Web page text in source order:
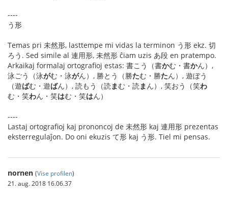
----
う形
Temas pri 未然形, lasttempe mi vidas la terminon う形 ekz. 切
ろう. Sed simile al 連用形, 未然形 ĉiam uzis あ段 en pratempo.
Arkaikaj formalaj ortografioj estas: 書こう（書かむ・書かん）,
泳ごう（泳がむ・泳がん）, 勝とう（勝たむ・勝たん）, 遊ぼう
（遊ばむ・遊ばん）, 読もう（読まむ・読まん）, 笑おう（笑わ
む・笑わん・笑はむ・笑はん）
----
Lastaj ortografioj kaj prononcoj de 未然形 kaj 連用形 prezentas
eksterregulaĵon. Do oni ekuzis て形 kaj う形. Tiel mi pensas.
nornen (Vise profilen)
21. aug. 2018 16.06.37